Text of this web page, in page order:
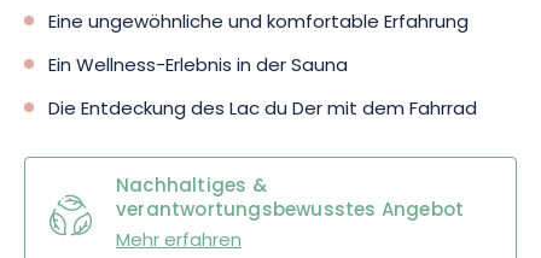
Eine ungewöhnliche und komfortable Erfahrung
Ein Wellness-Erlebnis in der Sauna
Die Entdeckung des Lac du Der mit dem Fahrrad
Nachhaltiges &
verantwortungsbewusstes Angebot
Mehr erfahren